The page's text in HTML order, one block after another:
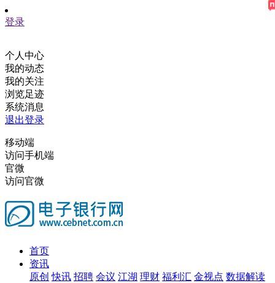
登录
个人中心
我的动态
我的关注
浏览足迹
系统消息
退出登录
移动端
访问手机端
官微
访问官微
首页
资讯
原创 快讯 招聘 会议 江湖 理财 福利汇 金视点 数据解读